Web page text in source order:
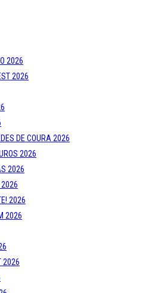
2026
2026
DE COURA 2026
2026
2026
2026
2026
2026
2026